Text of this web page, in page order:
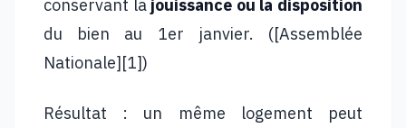
conservant la jouissance ou la disposition
du bien au 1er janvier. ([Assemblée
Nationale][1])
Résultat : un même logement peut